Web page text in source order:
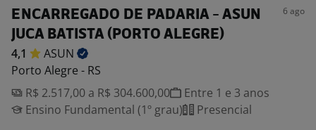
ENCARREGADO DE PADARIA - ASUN
JUCA BATISTA (PORTO ALEGRE)
6 ago
4,1
ASUN
Porto Alegre - RS
R$ 2.517,00 a R$ 304.600,00
Entre 1 e 3 anos
Ensino Fundamental (1º grau)
Presencial